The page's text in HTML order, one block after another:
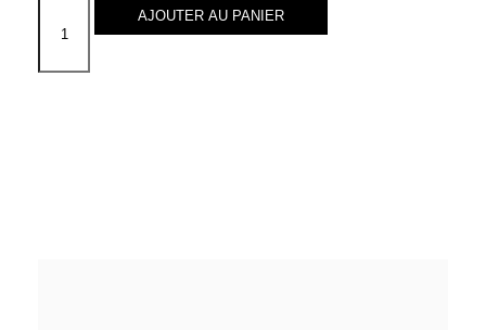
AJOUTER AU PANIER